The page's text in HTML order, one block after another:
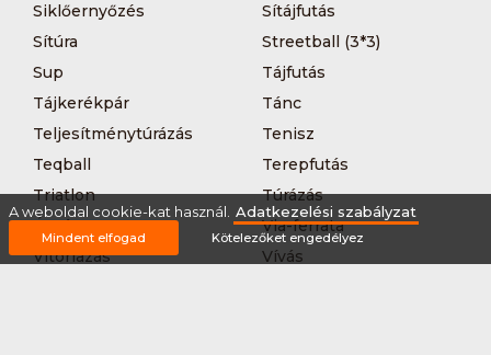
Siklőernyőzés
Sítájfutás
Sítúra
Streetball (3*3)
Sup
Tájfutás
Tájkerékpár
Tánc
Teljesítménytúrázás
Tenisz
Teqball
Terepfutás
Triatlon
Túrázás
Úszás
Via-ferrata
Vitorlázás
Vívás
A weboldal cookie-kat használ. Adatkezelési szabályzat
Mindent elfogad Kötelezőket engedélyez